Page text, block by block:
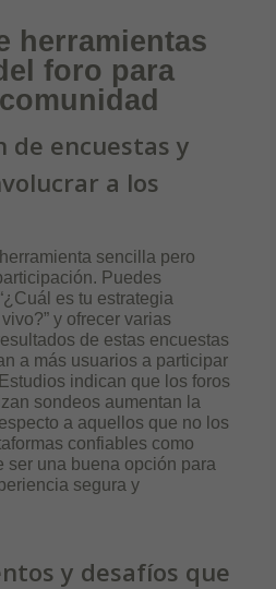
herramientas
foro para
de encuestas y
a los
sencilla pero
Puedes
es tu estrategia
y ofrecer varias
de estas encuestas
a más usuarios a participar
indican que los foros
sondeos aumentan la
a aquellos que no los
confiables como
ser una buena opción para
segura y
y desafíos que